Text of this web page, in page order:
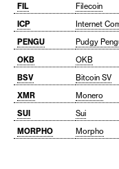
FIL
Filecoin
ICP
Internet
PENGU
Pudgy
OKB
OKB
BSV
Bitcoin SV
XMR
Monero
SUI
Sui
MORPHO
Morpho